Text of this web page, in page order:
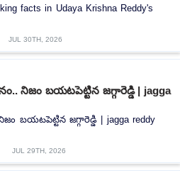
facts in Udaya Krishna Reddy's
JUL 30TH, 2026
నిజం బయటపెట్టిన జగ్గారెడ్డి | jagga
బయటపెట్టిన జగ్గారెడ్డి | jagga reddy
JUL 29TH, 2026